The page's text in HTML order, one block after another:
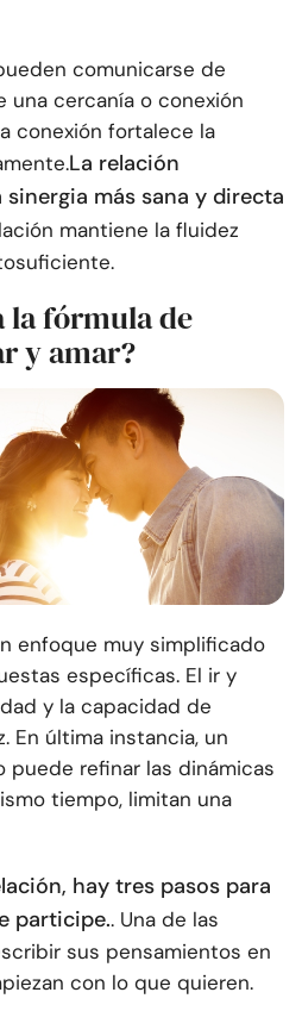
comunicarse de
una cercanía o conexión
conexión fortalece la
La relación
más sana y directa
mantiene la fluidez
la fórmula de
y amar?
enfoque muy simplificado
específicas. El ir y
y la capacidad de
En última instancia, un
puede refinar las dinámicas
tiempo, limitan una
hay tres pasos para
participe.. Una de las
sus pensamientos en
con lo que quieren.